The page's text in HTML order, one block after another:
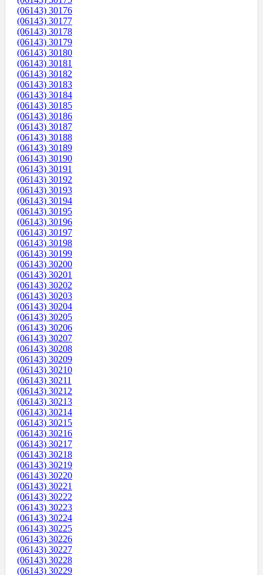
(06143) 30176
(06143) 30177
(06143) 30178
(06143) 30179
(06143) 30180
(06143) 30181
(06143) 30182
(06143) 30183
(06143) 30184
(06143) 30185
(06143) 30186
(06143) 30187
(06143) 30188
(06143) 30189
(06143) 30190
(06143) 30191
(06143) 30192
(06143) 30193
(06143) 30194
(06143) 30195
(06143) 30196
(06143) 30197
(06143) 30198
(06143) 30199
(06143) 30200
(06143) 30201
(06143) 30202
(06143) 30203
(06143) 30204
(06143) 30205
(06143) 30206
(06143) 30207
(06143) 30208
(06143) 30209
(06143) 30210
(06143) 30211
(06143) 30212
(06143) 30213
(06143) 30214
(06143) 30215
(06143) 30216
(06143) 30217
(06143) 30218
(06143) 30219
(06143) 30220
(06143) 30221
(06143) 30222
(06143) 30223
(06143) 30224
(06143) 30225
(06143) 30226
(06143) 30227
(06143) 30228
(06143) 30229